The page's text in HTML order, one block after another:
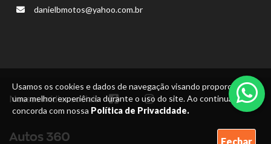
Usamos os cookies e dados de navegação visando proporcionar
uma melhor experiência durante o uso do site. Ao continuar, você
concorda com nossa Política de Privacidade.
Fechar
danielbmotos@yahoo.com.br
Nossas mídias sociais: